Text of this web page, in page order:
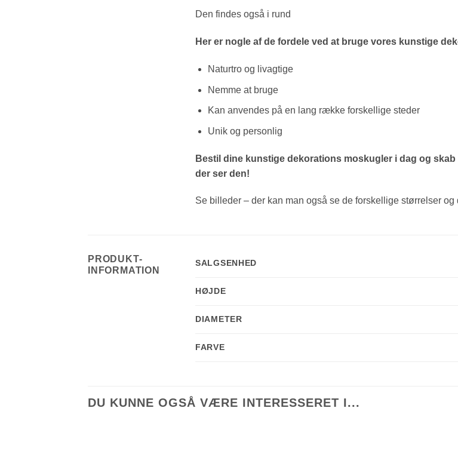
Den findes også i rund
Her er nogle af de fordele ved at bruge vores kunstige
Naturtro og livagtige
Nemme at bruge
Kan anvendes på en lang række forskellige steder
Unik og personlig
Bestil dine kunstige dekorations moskugler i dag og
der ser den!
Se billeder – der kan man også se de forskellige størrelser og
PRODUKT-
INFORMATION
SALGSENHED
HØJDE
DIAMETER
FARVE
DU KUNNE OGSÅ VÆRE INTERESSERET I...